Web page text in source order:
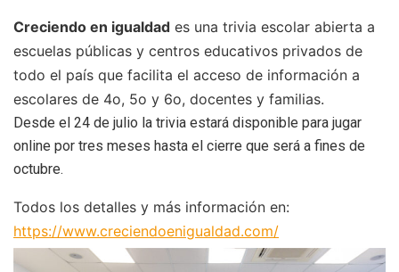
Creciendo en igualdad es una trivia escolar abierta a
escuelas públicas y centros educativos privados de
todo el país que facilita el acceso de información a
escolares de 4o, 5o y 6o, docentes y familias.
Desde el 24 de julio la trivia estará disponible para jugar
online por tres meses hasta el cierre que será a fines de
octubre.
Todos los detalles y más información en:
https://www.creciendoenigualdad.com/